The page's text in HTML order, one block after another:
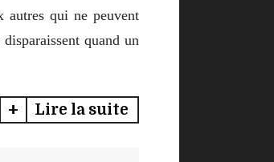
autres qui ne peuvent
quand un
Lire la suite